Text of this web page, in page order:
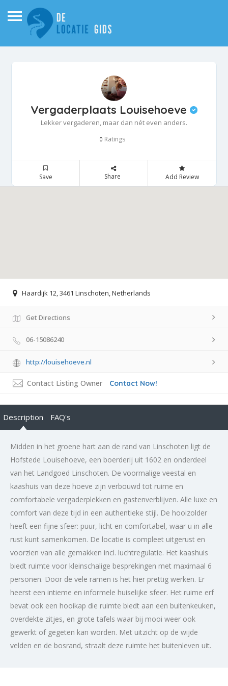
Vergaderplaats Louisehoeve
Lekker vergaderen, maar dan nét even anders.
0 Ratings
Save Share Add Review
Haardijk 12, 3461 Linschoten, Netherlands
Get Directions
06-15086240
http://louisehoeve.nl
Contact Listing Owner Contact Now!
Description FAQ's
Midden in het groene hart aan de rand van Linschoten ligt de
Hofstede Louisehoeve, een boerderij uit 1602 en onderdeel
van het Landgoed Linschoten. De voormalige veestal en
kaashuis van deze hoeve zijn verbouwd tot ruime en
comfortabele vergaderplekken en gastenverblijven. Alle luxe en
comfort van deze tijd in een authentieke stijl. De hooizolder
heeft een fijne sfeer: puur, licht en comfortabel, waar u in alle
rust kunt samenkomen. De locatie is compleet uitgerust en
voorzien van alle gemakken incl. luchtregulatie. Het kaashuis
biedt ruimte voor kleinschalige besprekingen met maximaal 6
personen. Door de vele ramen is het hier prettig werken. Er
heerst een intieme en informele huiselijke sfeer. Het ruime erf
bevat ook een hooikap die ruimte biedt aan een buitenkeuken,
overdekte zitjes, en grote tafels waar bij mooi weer ook
gewerkt of gegeten kan worden. Met uitzicht op de wijde
velden en de bosrand, straalt deze ruimte het buitenleven uit.